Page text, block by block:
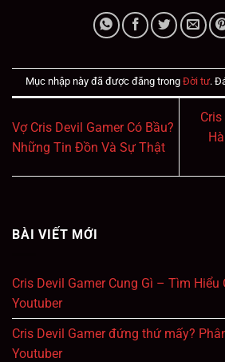
Mục nhập này đã được đăng trong Đời tư.
Vợ Cris Devil Gamer Có Bầu?
Những Tin Đồn Và Sự Thật
BÀI VIẾT MỚI
Cris Devil Gamer Cung Gì – Tìm Hiểu
Youtuber
Cris Devil Gamer đứng thứ mấy?
Youtuber